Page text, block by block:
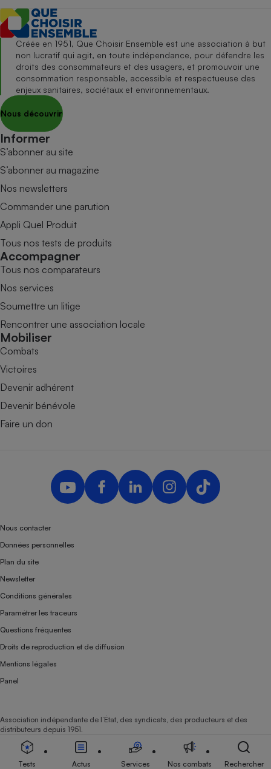
Créée en 1951, Que Choisir Ensemble est une association à but
non lucratif qui agit, en toute indépendance, pour défendre les
droits des consommateurs et des usagers, et promouvoir une
consommation responsable, accessible et respectueuse des
enjeux sanitaires, sociétaux et environnementaux.
Nous découvrir
Informer
S’abonner au site
S’abonner au magazine
Nos newsletters
Commander une parution
Appli Quel Produit
Tous nos tests de produits
Accompagner
Tous nos comparateurs
Nos services
Soumettre un litige
Rencontrer une association locale
Mobiliser
Combats
Victoires
Devenir adhérent
Devenir bénévole
Faire un don
Nous contacter
Données personnelles
Plan du site
Newsletter
Conditions générales
Paramétrer les traceurs
Questions fréquentes
Droits de reproduction et de diffusion
Mentions légales
Panel
Association indépendante de l’État, des syndicats, des producteurs et des
distributeurs depuis 1951.
Tests Actus Services Nos combats Rechercher